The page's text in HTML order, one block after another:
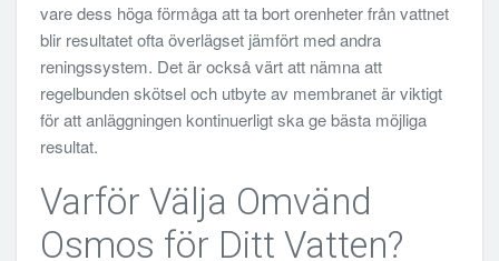
vare dess höga förmåga att ta bort orenheter från vattnet
blir resultatet ofta överlägset jämfört med andra
reningssystem. Det är också värt att nämna att
regelbunden skötsel och utbyte av membranet är viktigt
för att anläggningen kontinuerligt ska ge bästa möjliga
resultat.
Varför Välja Omvänd
Osmos för Ditt Vatten?